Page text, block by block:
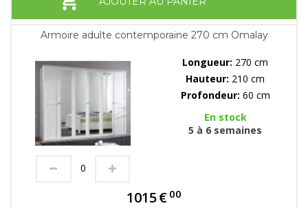
Armoire adulte contemporaine 270 cm Omalay
Longueur: 270 cm
Hauteur: 210 cm
Profondeur: 60 cm
En stock
5 à 6 semaines
1015€ 00